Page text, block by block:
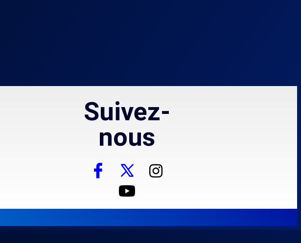
Suivez-
nous